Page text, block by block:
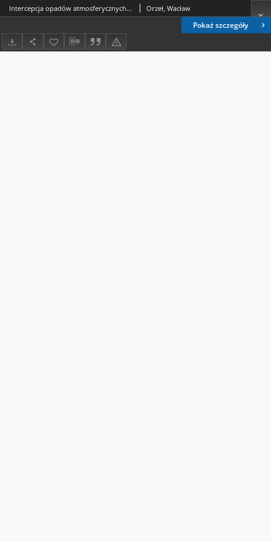
Pokaż szczegóły
Intercepcja opadów atmosferycznych w łanach roślin uprawnych Orzeł, Wacław